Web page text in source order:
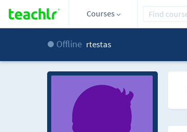
Courses
Offline rtestas